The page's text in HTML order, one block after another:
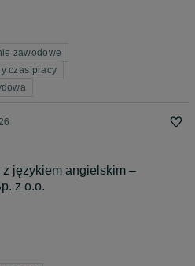
zawodowe
czas pracy
z językiem angielskim –
z o.o.